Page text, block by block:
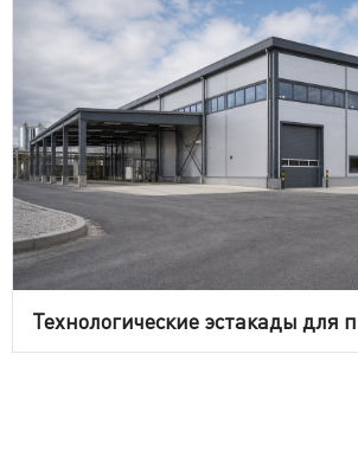
Технологические эстакады для